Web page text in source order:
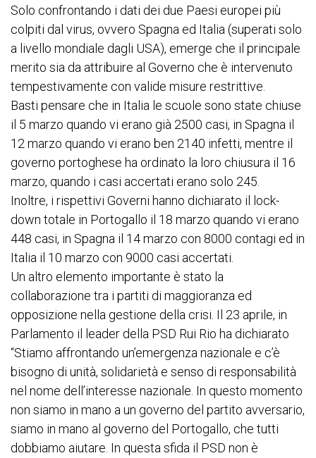
Solo confrontando i dati dei due Paesi europei più
colpiti dal virus, ovvero Spagna ed Italia (superati solo
a livello mondiale dagli USA), emerge che il principale
merito sia da attribuire al Governo che è intervenuto
tempestivamente con valide misure restrittive.
Basti pensare che in Italia le scuole sono state chiuse
il 5 marzo quando vi erano già 2500 casi, in Spagna il
12 marzo quando vi erano ben 2140 infetti, mentre il
governo portoghese ha ordinato la loro chiusura il 16
marzo, quando i casi accertati erano solo 245.
Inoltre, i rispettivi Governi hanno dichiarato il lock-
down totale in Portogallo il 18 marzo quando vi erano
448 casi, in Spagna il 14 marzo con 8000 contagi ed in
Italia il 10 marzo con 9000 casi accertati.
Un altro elemento importante è stato la
collaborazione tra i partiti di maggioranza ed
opposizione nella gestione della crisi. Il 23 aprile, in
Parlamento il leader della PSD Rui Rio ha dichiarato
“Stiamo affrontando un’emergenza nazionale e c’è
bisogno di unità, solidarietà e senso di responsabilità
nel nome dell’interesse nazionale. In questo momento
non siamo in mano a un governo del partito avversario,
siamo in mano al governo del Portogallo, che tutti
dobbiamo aiutare. In questa sfida il PSD non è